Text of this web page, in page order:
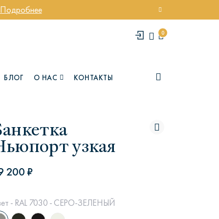
Подробнее
0
БЛОГ О НАС КОНТАКТЫ
Юми
узкая
200 ₽
- RAL 7030 - СЕРО-ЗЕЛЕНЫЙ